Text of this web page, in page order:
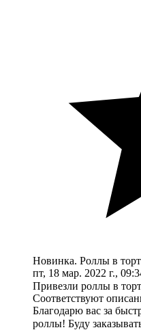
Новинка. Роллы в
пт, 18 мар. 2022 г.,
Привезли роллы в
Соответствуют
Благодарю вас за
роллы! Буду